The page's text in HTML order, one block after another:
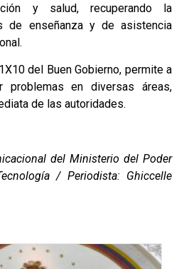
y salud, recuperando la
de enseñanza y de asistencia
del Buen Gobierno, permite a
problemas en diversas áreas,
de las autoridades.
del Ministerio del Poder
/ Periodista: Ghiccelle